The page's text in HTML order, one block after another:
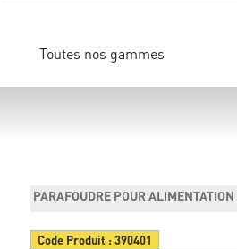
Toutes nos gammes
PARAFOUDRE POUR
Code Produit :390401